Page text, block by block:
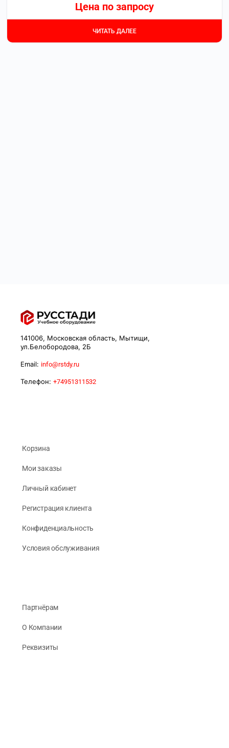
Цена по запросу
ЧИТАТЬ ДАЛЕЕ
141006, Московская область, Мытищи,
ул.Белобородова, 2Б
Email: info@rstdy.ru
Телефон: +74951311532
Корзина
Мои заказы
Личный кабинет
Регистрация клиента
Конфиденциальность
Условия обслуживания
Партнёрам
О Компании
Реквизиты